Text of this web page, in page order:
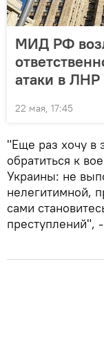
МИД РФ
атаки в ЛНР
22 мая, 17:45
"Еще раз хочу в
обратиться к
Украины: не
нелегитимной,
сами
преступлений",